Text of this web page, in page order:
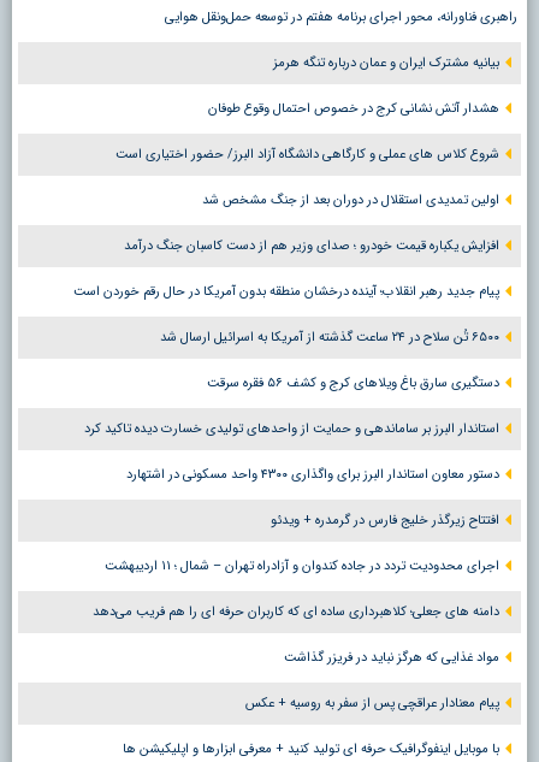
راهبری فناورانه، محور اجرای برنامه هفتم در توسعه حمل‌ونقل هوایی
بیانیه مشترک ایران و عمان درباره تنگه هرمز
هشدار آتش نشانی کرج در خصوص احتمال وقوع طوفان
شروع کلاس های عملی و کارگاهی دانشگاه آزاد البرز/ حضور اختیاری است
اولین تمدیدی استقلال در دوران بعد از جنگ مشخص شد
افزایش یکباره قیمت خودرو ؛ صدای وزیر هم از دست کاسبان جنگ درآمد
پیام جدید رهبر انقلاب؛ آینده درخشان منطقه بدون آمریکا در حال رقم خوردن است
۶۵۰۰ تُن سلاح در ۲۴ ساعت گذشته از آمریکا به اسرائیل ارسال شد
دستگیری سارق باغ ویلاهای کرج و کشف ۵۶ فقره سرقت
استاندار البرز بر ساماندهی و حمایت از واحدهای تولیدی خسارت دیده تاکید کرد
دستور معاون استاندار البرز برای واگذاری ۴۳۰۰ واحد مسکونی در اشتهارد
افتتاح زیرگذر خلیج فارس در گرمدره + ویدئو
اجرای محدودیت تردد در جاده کندوان و آزادراه تهران – شمال ؛ ١١ اردیبهشت
دامنه های جعلی؛ کلاهبرداری ساده ای که کاربران حرفه ای را هم فریب می‌دهد
مواد غذایی که هرگز نباید در فریزر گذاشت
پیام معنادار عراقچی پس از سفر به روسیه + عکس
با موبایل اینفوگرافیک حرفه ای تولید کنید + معرفی ابزارها و اپلیکیشن ها